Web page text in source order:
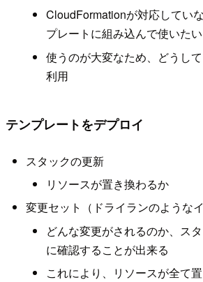
CloudFormationが対応してい
プレートに組み込んで使いた
使うのが大変なため、どうし
利用
テンプレートをデプロイ
スタックの更新
リソースが置き換わるか
変更セット（ドライランのようなイ
どんな変更がされるのか、ス
に確認することが出来る
これにより、リソースが全て